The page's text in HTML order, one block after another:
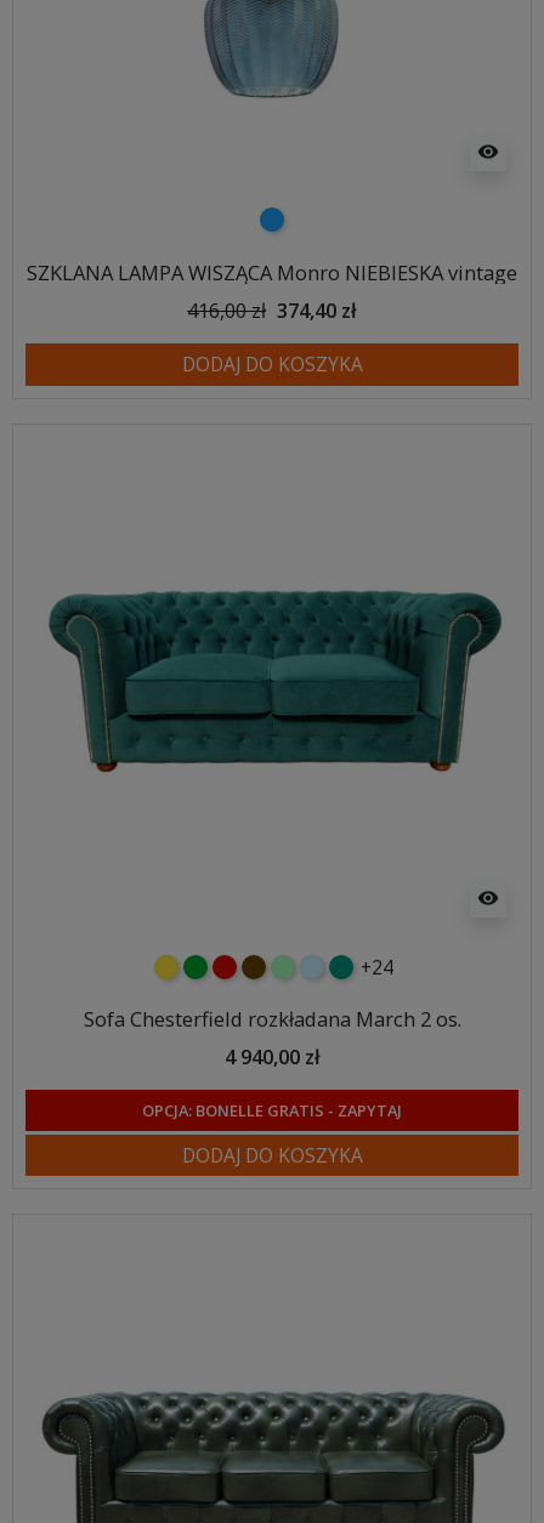
visibility
niebieski
SZKLANA LAMPA WISZĄCA Monro NIEBIESKA vintage
416,00 zł 374,40 zł
DODAJ DO KOSZYKA
visibility
żółtyzielonyczerwony
czekoladowy
miętowybłękitny
turkusowy
+24
Sofa Chesterfield rozkładana March 2 os.
4 940,00 zł
OPCJA: BONELLE GRATIS - ZAPYTAJ
DODAJ DO KOSZYKA